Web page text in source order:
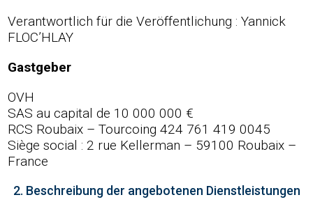
Verantwortlich für die Veröffentlichung : Yannick
FLOC’HLAY
Gastgeber
OVH
SAS au capital de 10 000 000 €
RCS Roubaix – Tourcoing 424 761 419 0045
Siège social : 2 rue Kellerman – 59100 Roubaix –
France
2. Beschreibung der angebotenen Dienstleistungen